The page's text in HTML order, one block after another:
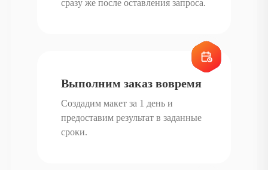
Перед покупкой важно учитывать задачи компании. Конструкция
может отличаться размером, формой, материалом каркаса и
вариантом печати на поверхности. Для небольших кафе подойдут
лёгкие варианты, которые можно быстро устанавливать и
переносить. Крупным торговым точкам стоит обратить внимание
сразу же после оставления запроса.
Выполним заказ вовремя
Создадим макет за 1 день и
предоставим результат в заданные
сроки.